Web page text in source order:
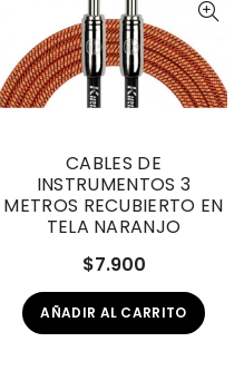
CABLES DE
INSTRUMENTOS 3
METROS RECUBIERTO EN
TELA NARANJO
$7.900
AÑADIR AL CARRITO